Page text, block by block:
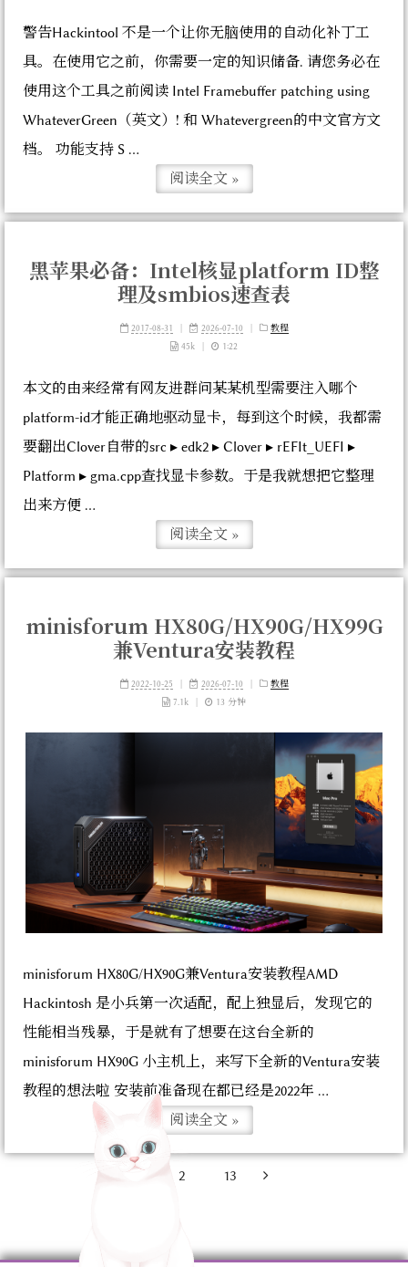
警告Hackintool 不是一个让你无脑使用的自动化补丁工
具。在使用它之前，你需要一定的知识储备. 请您务必在
使用这个工具之前阅读 Intel Framebuffer patching using
WhateverGreen（英文）! 和 Whatevergreen的中文官方文
档。 功能支持 S ...
阅读全文 »
黑苹果必备：Intel核显platform ID整
理及smbios速查表
2017-08-31 2026-07-10
教程
45k
1:22
本文的由来经常有网友进群问某某机型需要注入哪个
platform-id才能正确地驱动显卡，每到这个时候，我都需
要翻出Clover自带的⁨src⁩ ▸ ⁨edk2⁩ ▸ ⁨Clover⁩ ▸ ⁨rEFIt_UEFI⁩ ▸
⁨Platform⁩ ▸ gma.cpp查找显卡参数。于是我就想把它整理
出来方便 ...
阅读全文 »
minisforum HX80G/HX90G/HX99G
兼Ventura安装教程
2022-10-25 2026-07-10
教程
7.1k
13 分钟
minisforum HX80G/HX90G兼Ventura安装教程AMD
Hackintosh 是小兵第一次适配，配上独显后，发现它的
性能相当残暴，于是就有了想要在这台全新的
minisforum HX90G 小主机上，来写下全新的Ventura安装
教程的想法啦 安装前准备现在都已经是2022年 ...
阅读全文 »
1 2 13